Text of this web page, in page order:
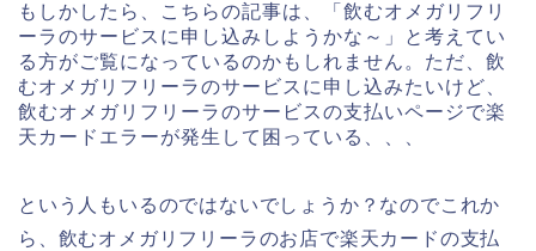
もしかしたら、こちらの記事は、「飲むオメガリフリ
ーラのサービスに申し込みしようかな～」と考えてい
る方がご覧になっているのかもしれません。ただ、飲
むオメガリフリーラのサービスに申し込みたいけど、
飲むオメガリフリーラのサービスの支払いページで楽
天カードエラーが発生して困っている、、、
という人もいるのではないでしょうか？なのでこれか
ら、飲むオメガリフリーラのお店で楽天カードの支払